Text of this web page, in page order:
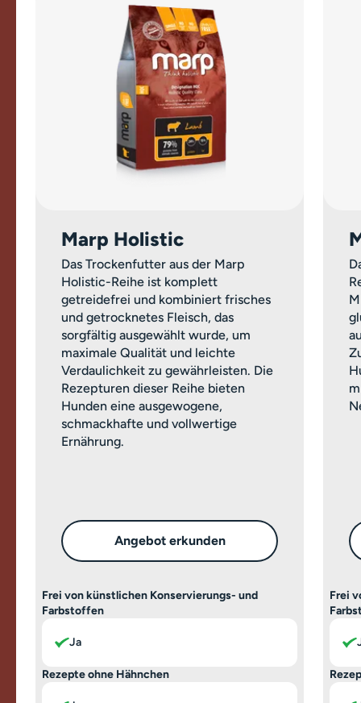
Marp Holistic
Das Trockenfutter aus der Marp
Holistic-Reihe ist komplett
getreidefrei und kombiniert frisches
und getrocknetes Fleisch, das
sorgfältig ausgewählt wurde, um
maximale Qualität und leichte
Verdaulichkeit zu gewährleisten. Die
Rezepturen dieser Reihe bieten
Hunden eine ausgewogene,
schmackhafte und vollwertige
Ernährung.
Angebot erkunden
Frei von künstlichen Konservierungs- und
Farbstoffen
Ja
Rezepte ohne Hähnchen
Frei